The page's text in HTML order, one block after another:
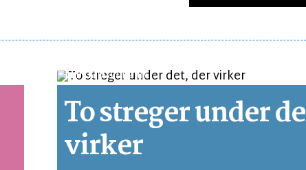
LEDERLÆSETID 2 MIN.
To streger under
virker